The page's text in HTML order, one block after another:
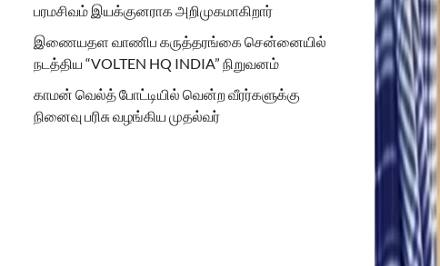
பரமசிவம் இயக்குனராக அறிமுகமாகிறார்
இணையதள வாணிப கருத்தரங்கை சென்னையில்
நடத்திய “VOLTEN HQ INDIA” நிறுவனம்
காமன் வெல்த் போட்டியில் வென்ற வீரர்களுக்கு
நினைவு பரிசு வழங்கிய முதல்வர்